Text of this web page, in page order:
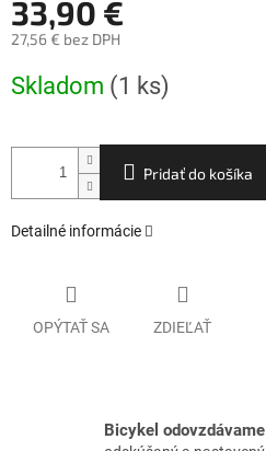
33,90 €
27,56 € bez DPH
cena:
Skladom (1 ks)
Pridať do košíka
Detailné informácie
OPÝTAŤ SA ZDIEĽAŤ
Bicykel odovzdávame